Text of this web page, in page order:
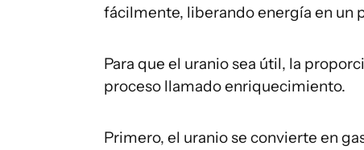
fácilmente, liberando energía en un
Para que el uranio sea útil, la
proceso llamado enriquecimiento.
Primero, el uranio se convierte en